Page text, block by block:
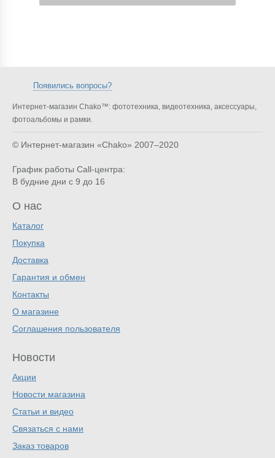
Появились вопросы?
Интернет-магазин Chako™: фототехника, видеотехника, аксессуары,
фотоальбомы и рамки.
© Интернет-магазин «Chako» 2007–2020
График работы Call-центра:
В будние дни с 9 до 16
О нас
Каталог
Покупка
Доставка
Гарантия и обмен
Контакты
О магазине
Соглашения пользователя
Новости
Акции
Новости магазина
Статьи и видео
Связаться с нами
Заказ товаров